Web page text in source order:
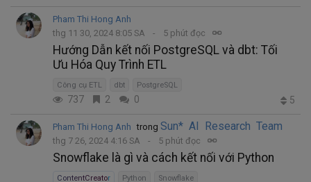
Pham Thi Hong Anh
thg 11 30, 2024 8:05 SA
5 phút đọc
Hướng Dẫn kết nối PostgreSQL và dbt: Tối
Ưu Hóa Quy Trình ETL
Công cụ ETL dbt PostgreSQL
737 2 0 5
Pham Thi Hong Anh trong Sun* AI Research Team
thg 7 26, 2024 4:16 SA 5 phút đọc
Snowflake là gì và cách kết nối với Python
ContentCreator Python Snowflake